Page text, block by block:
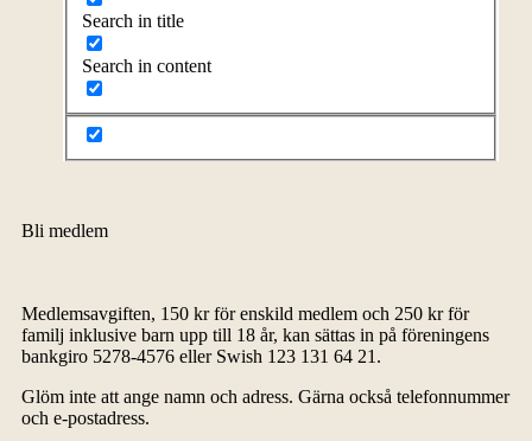
Search in title
Search in content
Bli medlem
Medlemsavgiften, 150 kr för enskild medlem och 250 kr för
familj inklusive barn upp till 18 år, kan sättas in på föreningens
bankgiro 5278-4576 eller Swish 123 131 64 21.
Glöm inte att ange namn och adress. Gärna också telefonnummer
och e-postadress.